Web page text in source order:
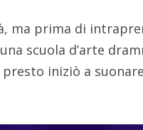
ma prima di
scuola d’arte
iniziò a